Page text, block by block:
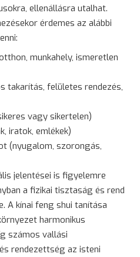
ellenállásra utalhat.
érdemes az alábbi
munkahely, ismeretlen
takarítás, felületes rendezés,
vagy sikertelen)
iratok, emlékek)
(nyugalom, szorongás,
jelentései is figyelemre
a fizikai tisztaság és rend
A kínai feng shui tanítása
harmonikus
számos vallási
rendezettség az isteni